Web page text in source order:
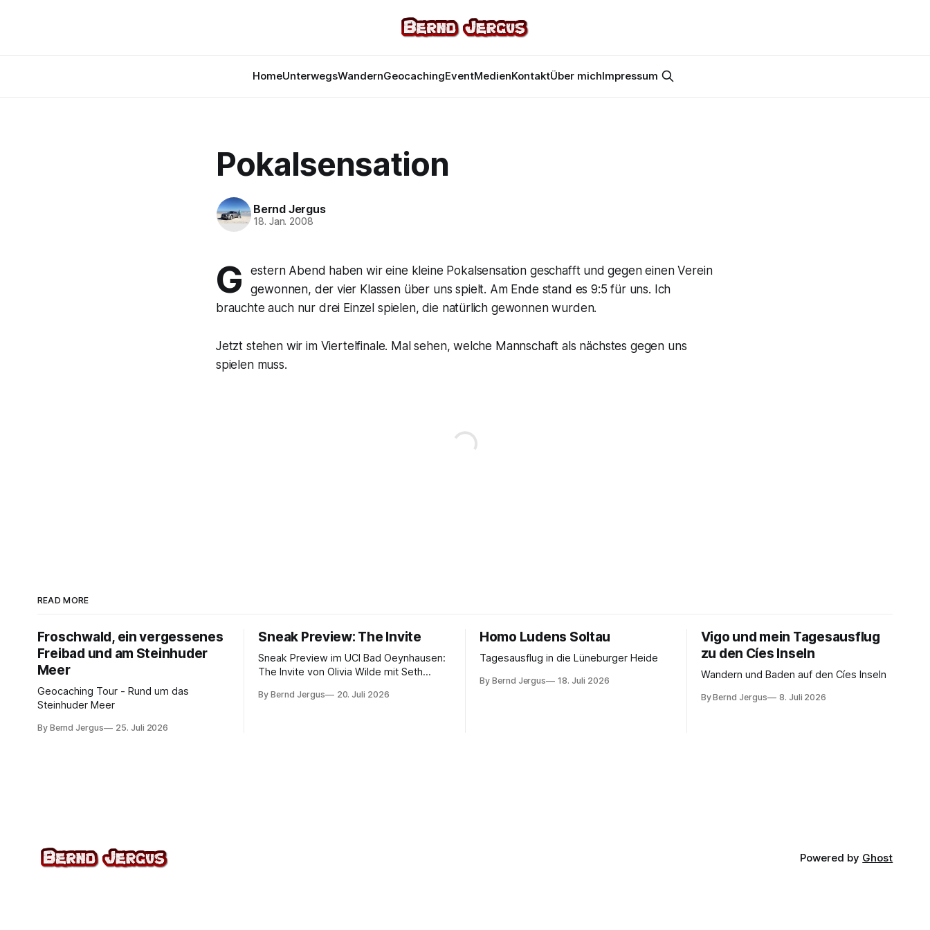
HomeUnterwegsWandernGeocachingEventMedienKontaktÜber michImpressum
Pokalsensation
Bernd Jergus
18. Jan. 2008
G
estern Abend haben wir eine kleine Pokalsensation geschafft und gegen einen Verein
gewonnen, der vier Klassen über uns spielt. Am Ende stand es 9:5 für uns. Ich
brauchte auch nur drei Einzel spielen, die natürlich gewonnen wurden.
Jetzt stehen wir im Viertelfinale. Mal sehen, welche Mannschaft als nächstes gegen uns
spielen muss.
READ MORE
Froschwald, ein vergessenes
Freibad und am Steinhuder
Meer
Geocaching Tour - Rund um das
Steinhuder Meer
By Bernd Jergus 25. Juli 2026
Sneak Preview: The Invite
Sneak Preview im UCI Bad Oeynhausen:
The Invite von Olivia Wilde mit Seth
Norton. Kammerspiel, Sex-Comedy, 8,5
By Bernd Jergus 20. Juli 2026
Homo Ludens Soltau
Tagesausflug in die Lüneburger Heide
By Bernd Jergus 18. Juli 2026
Vigo und mein Tagesausflug
zu den Cíes Inseln
Wandern und Baden auf den Cíes Inseln
By Bernd Jergus 8. Juli 2026
Powered by Ghost